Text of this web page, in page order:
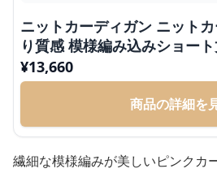
ニットカーディガン ニット
り質感 模様編み込みショー
¥13,660
商品の詳細を
繊細な模様編みが美しいピンクカ